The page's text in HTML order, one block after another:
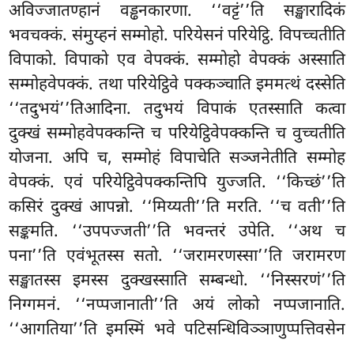
अविज्जातण्हानं वड्ढनकारणा. ‘‘वट्टं’’ति सङ्खारादिकं
भवचक्कं. संमुय्हनं सम्मोहो. परियेसनं परियेट्ठि. विपच्चतीति
विपाको. विपाको एव वेपक्कं. सम्मोहो वेपक्कं अस्साति
सम्मोहवेपक्कं. तथा परियेट्ठिवे पक्कञ्चाति इममत्थं दस्सेति
‘‘तदुभयं’’तिआदिना. तदुभयं विपाकं एतस्साति कत्वा
दुक्खं सम्मोहवेपक्कन्ति च परियेट्ठिवेपक्कन्ति च वुच्चतीति
योजना. अपि च, सम्मोहं विपाचेति सञ्जनेतीति सम्मोह
वेपक्कं. एवं परियेट्ठिवेपक्कन्तिपि युज्जति. ‘‘किच्छं’’ति
कसिरं दुक्खं आपन्नो. ‘‘मिय्यती’’ति मरति. ‘‘च वती’’ति
सङ्कमति. ‘‘उपपज्जती’’ति भवन्तरं उपेति. ‘‘अथ च
पना’’ति एवंभूतस्स सतो. ‘‘जरामरणस्सा’’ति जरामरण
सङ्खातस्स इमस्स दुक्खस्साति सम्बन्धो. ‘‘निस्सरणं’’ति
निग्गमनं. ‘‘नप्पजानाती’’ति अयं लोको नप्पजानाति.
‘‘आगतिया’’ति इमस्मिं भवे पटिसन्धिविञ्ञाणुप्पत्तिवसेन